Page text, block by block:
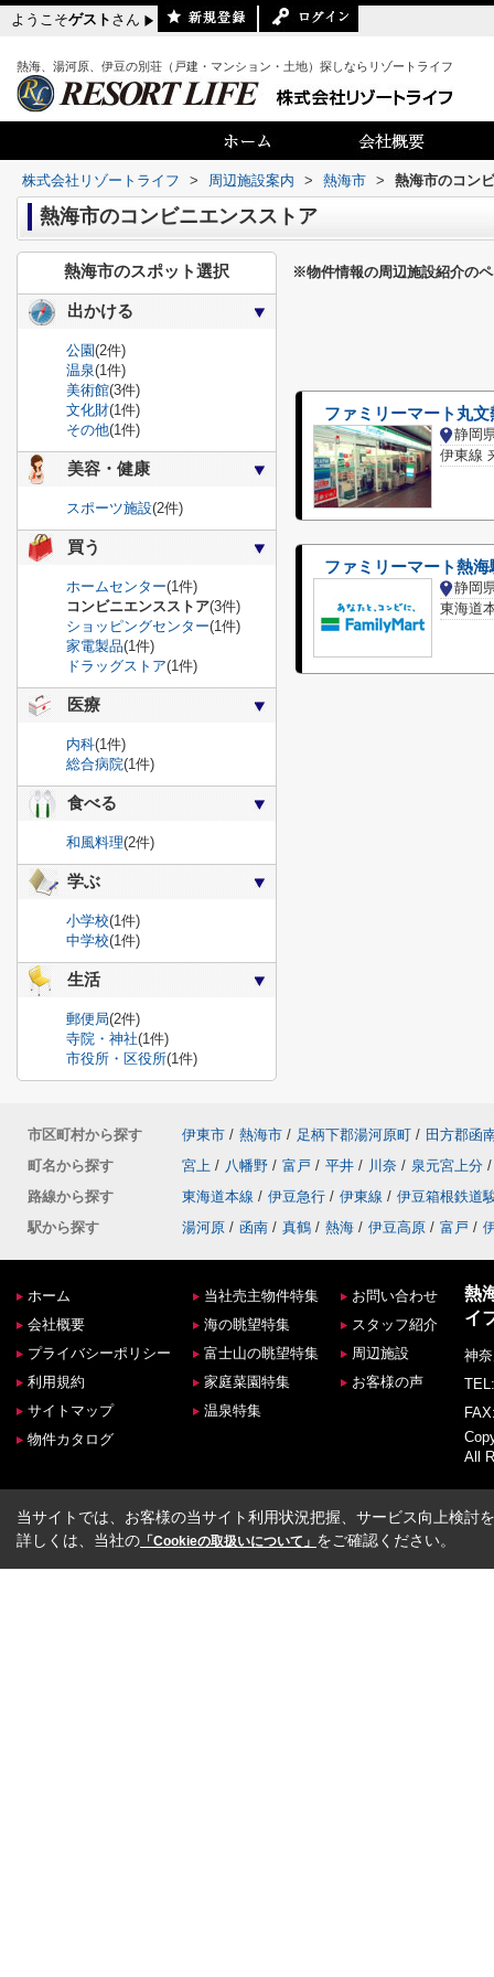
ようこそゲスト さん
熱海、湯河原、伊豆の別荘（戸建・マンション・土地）探しならリゾートライフ
株式会社リゾートライフ > 周辺施設案内 > 熱海市 > 熱海市のコン
熱海市のコンビニエンスストア
※物件情報の周辺施設紹介の
ファミリーマート丸文
静岡
伊東線
ファミリーマート熱海
静岡
東海道
熱海市のスポット選択
出かける
公園(2件)
温泉(1件)
美術館(3件)
文化財(1件)
その他(1件)
美容・健康
スポーツ施設(2件)
買う
ホームセンター(1件)
コンビニエンスストア(3件)
ショッピングセンター(1件)
家電製品(1件)
ドラッグストア(1件)
医療
内科(1件)
総合病院(1件)
食べる
和風料理(2件)
学ぶ
小学校(1件)
中学校(1件)
生活
郵便局(2件)
寺院・神社(1件)
市役所・区役所(1件)
市区町村から探す 伊東市 / 熱海市 / 足柄下郡湯河原町 / 田方郡函
町名から探す
宮上 / 八幡野 / 富戸 / 平井 / 川奈 / 泉元宮上分 /
路線から探す
東海道本線 / 伊豆急行 / 伊東線 / 伊豆箱根鉄道
駅から探す
湯河原 / 函南 / 真鶴 / 熱海 / 伊豆高原 / 富戸 /
ホーム
会社概要
プライバシーポリシー
利用規約
サイトマップ
物件カタログ
当社売主物件特集
海の眺望特集
富士山の眺望特集
家庭菜園特集
温泉特集
お問い合わせ
スタッフ紹介
周辺施設
お客様の声
熱
イ
神
All
当サイトでは、お客様の当サイト利用状況把握、サービス向上検討
詳しくは、当社の 「Cookieの取扱いについて」 をご確認ください。